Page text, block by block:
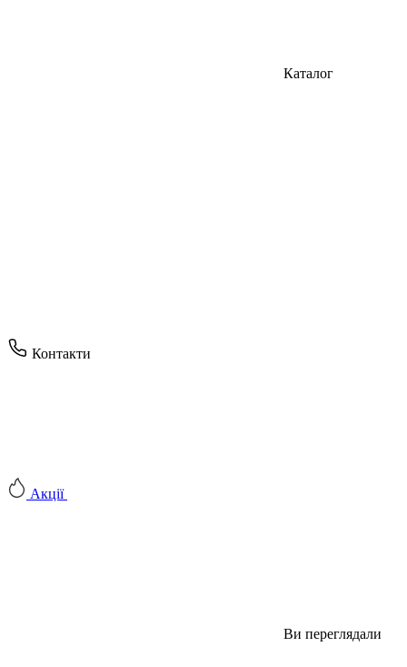
Каталог
Контакти
Акції
Ви переглядали